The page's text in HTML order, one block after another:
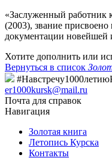
«Заслуженный работник
(2003), звание
документации новейшей
Хотите дополнить или
Вернуться в список
er1000kursk@mail.ru
Почта для справок
Навигация
Золотая книга
Летопись Курска
Контакты